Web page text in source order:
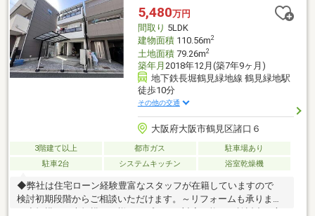
疑問を一緒に解決していきましょう！他社・他サイトの掲載物件
もまとめてご見学・ご提案可能です♪ぜひご相談ください(^^)
5,480万円
間取り 5LDK
建物面積110.56m2
土地面積79.26m2
築年月 2018年12月(築7年9ヶ月)
地下鉄長堀鶴見緑地線 鶴見緑地駅
徒歩10分
その他の交通
大阪府大阪市鶴見区諸口６
3階建て以上 都市ガス
駐車場あり
駐車2台
システムキッチン 浴室乾燥機
◆弊社は住宅ローン経験豊富なスタッフが在籍していますので
検討初期段階からご相談いただけます。～リフォームも承ります